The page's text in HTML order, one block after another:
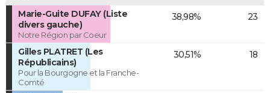
Marie-Guite DUFAY (Liste
divers gauche)
Notre Région par Coeur
38,98% 23
Gilles PLATRET (Les
Républicains)
Pour la Bourgogne et la Franche-
Comté
30,51% 18